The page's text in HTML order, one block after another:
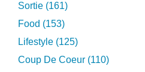
Sortie (161)
Food (153)
Lifestyle (125)
Coup De Coeur (110)